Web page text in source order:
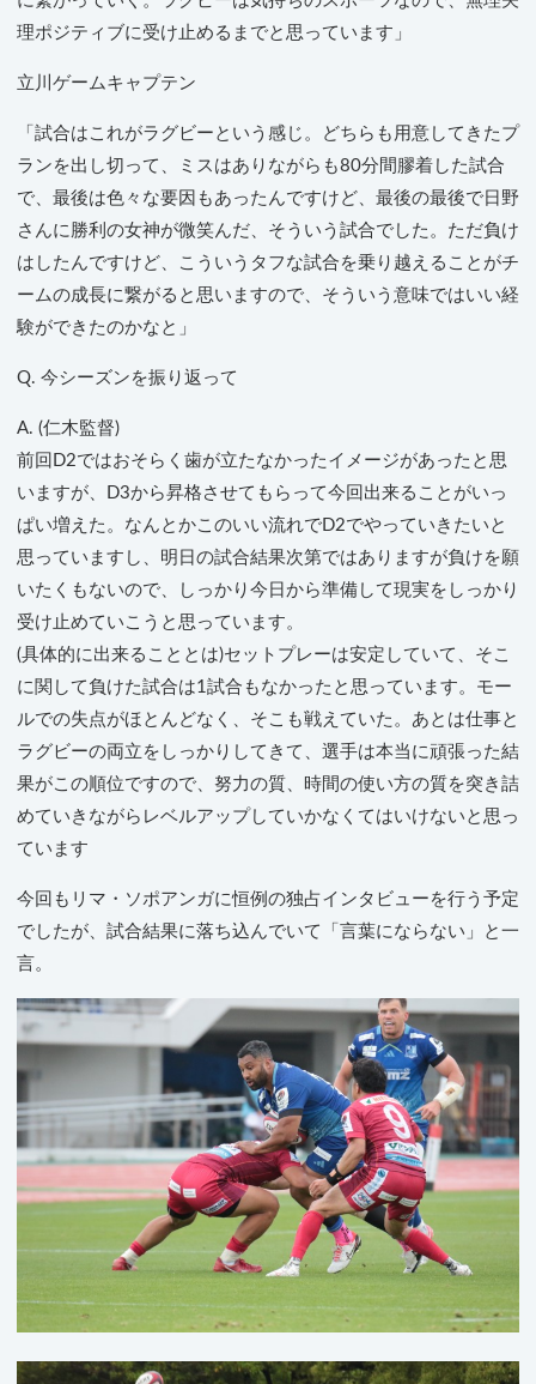
理ポジティブに受け止めるまでと思っています」
立川ゲームキャプテン
「試合はこれがラグビーという感じ。どちらも用意してきたプ
ランを出し切って、ミスはありながらも80分間膠着した試合
で、最後は色々な要因もあったんですけど、最後の最後で日野
さんに勝利の女神が微笑んだ、そういう試合でした。ただ負け
はしたんですけど、こういうタフな試合を乗り越えることがチ
ームの成長に繋がると思いますので、そういう意味ではいい経
験ができたのかなと」
Q. 今シーズンを振り返って
A. (仁木監督)
前回D2ではおそらく歯が立たなかったイメージがあったと思
いますが、D3から昇格させてもらって今回出来ることがいっ
ぱい増えた。なんとかこのいい流れでD2でやっていきたいと
思っていますし、明日の試合結果次第ではありますが負けを願
いたくもないので、しっかり今日から準備して現実をしっかり
受け止めていこうと思っています。
(具体的に出来ることとは)セットプレーは安定していて、そこ
に関して負けた試合は1試合もなかったと思っています。モー
ルでの失点がほとんどなく、そこも戦えていた。あとは仕事と
ラグビーの両立をしっかりしてきて、選手は本当に頑張った結
果がこの順位ですので、努力の質、時間の使い方の質を突き詰
めていきながらレベルアップしていかなくてはいけないと思っ
ています
今回もリマ・ソポアンガに恒例の独占インタビューを行う予定
でしたが、試合結果に落ち込んでいて「言葉にならない」と一
言。